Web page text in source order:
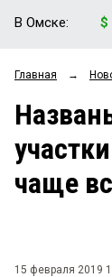
ОБЩЕСТВО
ЗАКОН
В Омске: $
Главная →
чаще
15 февраля 2019